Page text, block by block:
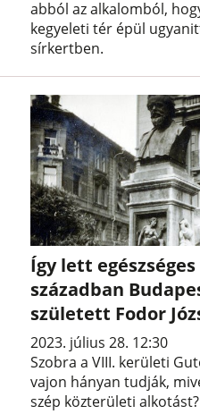
abból az alkalomból,
kegyeleti tér épül
sírkertben.
Így lett
században
született Fodor
2023. július 28. 12:30
Szobra a VIII. kerületi
vajon hányan tudják,
szép közterületi